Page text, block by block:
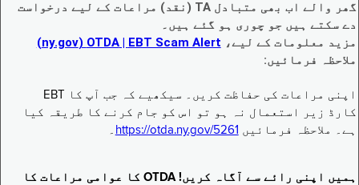
گھر والے اب بھی متبادل TA (نقد) مراعات کے لیے درخواست
دے سکتے ہیں جو چوری ہو گئے ہیں۔
مزید معلومات کے لیے، EBT Scam Alert ‏| OTDA ‏(ny.gov)
ملاحظہ فرمائیں:
اپنی مراعات کی حفاظت کریں۔ سیکھیے کہ جب آپ کا EBT
کارڈ زیر استعمال نہ ہو تو اس کو جام کرنے کا طریقہ کیا
ہے۔ ملاحظہ فرمائیں https://otda.ny.gov/5261 ۔
ہمیں اپنی رائے سے آگاہ کریں! OTDA کا عوامی مراعات کا